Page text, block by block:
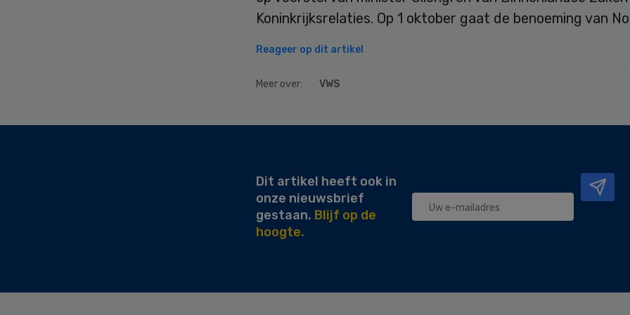
Koninkrijksrelaties. Op 1 oktober gaat de benoeming van
Reageer op dit artikel
Meer over: VWS
Dit artikel heeft ook in
onze nieuwsbrief
gestaan. Blijf op de
hoogte.